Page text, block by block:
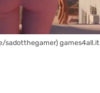
sadotthegamer) games4all.it